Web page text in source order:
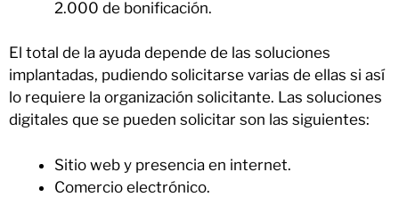
2.000 de bonificación.
El total de la ayuda depende de las soluciones
implantadas, pudiendo solicitarse varias de ellas si así
lo requiere la organización solicitante. Las soluciones
digitales que se pueden solicitar son las siguientes:
Sitio web y presencia en internet.
Comercio electrónico.